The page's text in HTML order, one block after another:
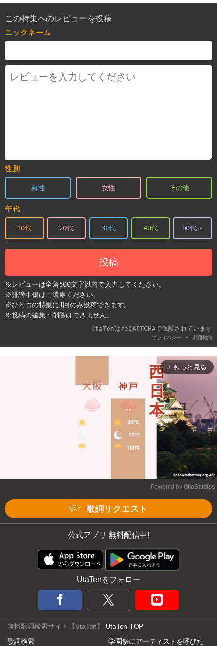
この特集へのレビューを投稿
ニックネーム
性別
男性 女性 その他
年代
10代 20代 30代 40代 50代～
投稿
※レビューは全角500文字以内で入力してください。
※誹謗中傷はご遠慮ください。
※ひとつの特集に1回のみ投稿できます。
※投稿の編集・削除はできません。
UtaTenはreCAPTCHAで保護されています
プライバシー - 利用契約
arrow_forward_ios もっと見る
Powered by GliaStudios
歌詞リクエスト
公式アプリ 無料配信中!
UtaTenをフォロー
無料歌詞検索サイト【UtaTen】 UtaTen TOP
歌詞検索
学園祭にアーティストを呼びた